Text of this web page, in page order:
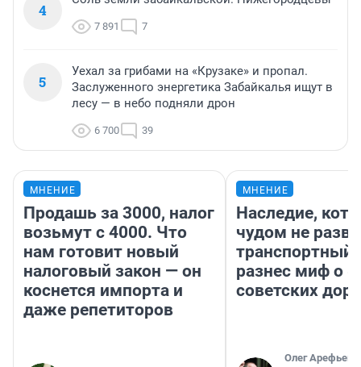
4
7 891 7
5
Уехал за грибами на «Крузаке» и пропал.
Заслуженного энергетика Забайкалья ищут в
лесу — в небо подняли дрон
6 700 39
МНЕНИЕ
Продашь за 3000, налог
возьмут с 4000. Что
нам готовит новый
налоговый закон — он
коснется импорта и
даже репетиторов
МНЕНИЕ
Наследие,
чудом не
транспортный
разнес миф о
советских
Олег Арефьев